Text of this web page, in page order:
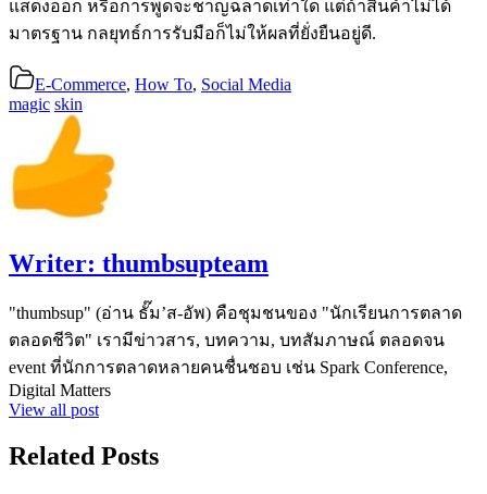
แสดงออก หรือการพูดจะชาญฉลาดเท่าใด แต่ถ้าสินค้าไม่ได้
มาตรฐาน กลยุทธ์การรับมือก็ไม่ให้ผลที่ยั่งยืนอยู่ดี.
E-Commerce, How To, Social Media
magic skin
Writer: thumbsupteam
"thumbsup" (อ่าน ธั๊ม’ส-อัพ) คือชุมชนของ "นักเรียนการตลาด
ตลอดชีวิต" เรามีข่าวสาร, บทความ, บทสัมภาษณ์ ตลอดจน
event ที่นักการตลาดหลายคนชื่นชอบ เช่น Spark Conference,
Digital Matters
View all post
Related Posts